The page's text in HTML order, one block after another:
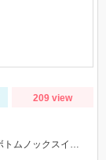
209 view